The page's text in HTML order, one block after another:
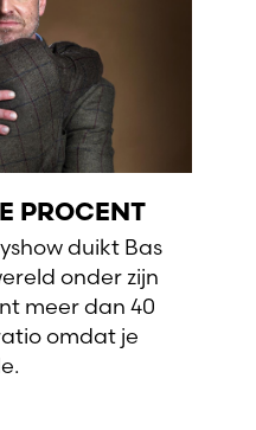
PROCENT
duikt Bas
onder zijn
meer dan 40
omdat je